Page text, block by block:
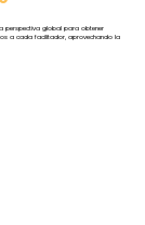
perspectiva global para obtener
a cada facilitador, aprovechando la